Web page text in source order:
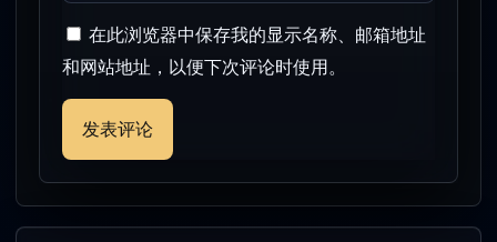
在此浏览器中保存我的显示名称、邮箱地址
和网站地址，以便下次评论时使用。